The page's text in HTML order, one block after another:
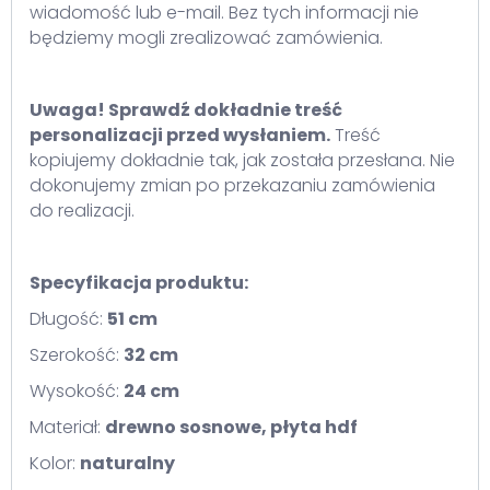
wiadomość lub e-mail. Bez tych informacji nie
będziemy mogli zrealizować zamówienia.
Uwaga! Sprawdź dokładnie treść
personalizacji przed wysłaniem.Treść
kopiujemy dokładnie tak, jak została przesłana. Nie
dokonujemy zmian po przekazaniu zamówienia
do realizacji.
Specyfikacja produktu:
Długość: 51 cm
Szerokość: 32 cm
Wysokość: 24 cm
Materiał: drewno sosnowe, płyta hdf
Kolor: naturalny